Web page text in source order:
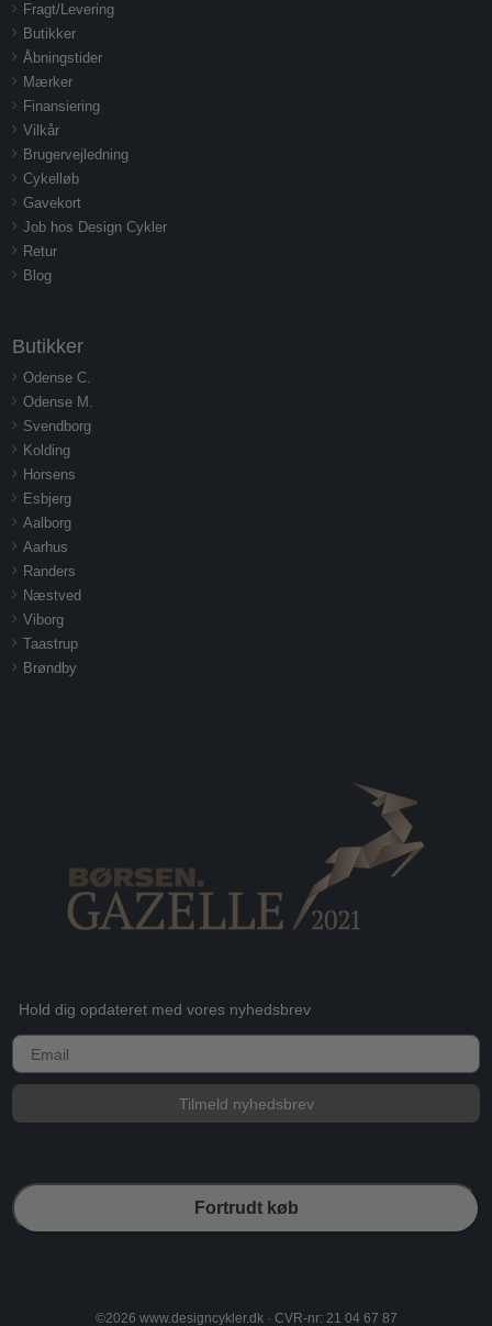
Fragt/Levering
Butikker
Åbningstider
Mærker
Finansiering
Vilkår
Brugervejledning
Cykelløb
Gavekort
Job hos Design Cykler
Retur
Blog
Butikker
Odense C.
Odense M.
Svendborg
Kolding
Horsens
Esbjerg
Aalborg
Aarhus
Randers
Næstved
Viborg
Taastrup
Brøndby
Hold dig opdateret med vores nyhedsbrev
E-mail
Tilmeld nyhedsbrev
Fortrudt køb
©2026 www.designcykler.dk · CVR-nr: 21 04 67 87